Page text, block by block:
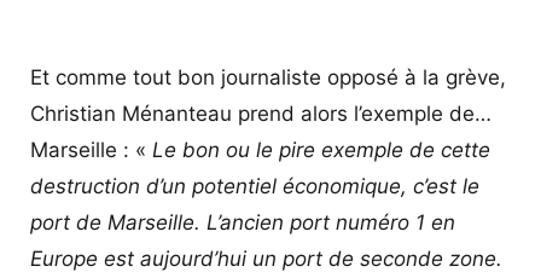
Et comme tout bon journaliste opposé à la grève,
Christian Ménanteau prend alors l’exemple de…
Marseille : « Le bon ou le pire exemple de cette
destruction d’un potentiel économique, c’est le
port de Marseille. L’ancien port numéro 1 en
Europe est aujourd’hui un port de seconde zone.